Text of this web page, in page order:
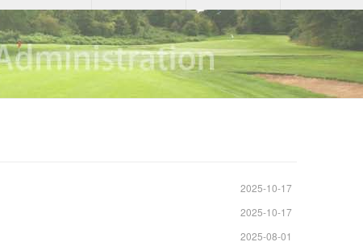
2025-10-17
2025-10-17
2025-08-01